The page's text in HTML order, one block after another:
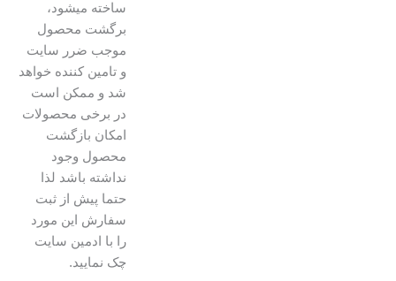
ساخته میشود،
برگشت محصول
موجب ضرر سایت
و تامین کننده خواهد
شد و ممکن است
در برخی محصولات
امکان بازگشت
محصول وجود
نداشته باشد لذا
حتما پیش از ثبت
سفارش این مورد
را با ادمین سایت
چک نمایید.